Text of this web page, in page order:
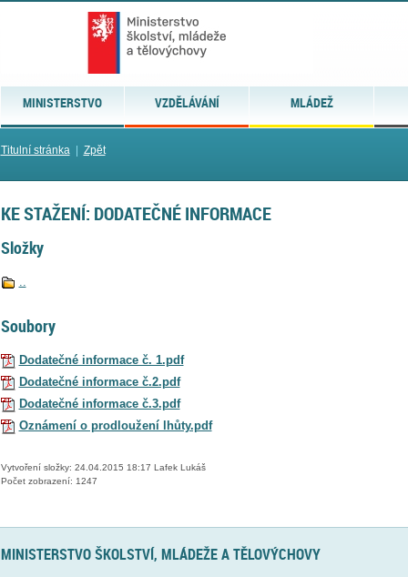
MINISTERSTVO VZDĚLÁVÁNÍ MLÁDEŽ
Titulní stránka| Zpět
KE STAŽENÍ: DODATEČNÉ INFORMACE
Složky
..
Soubory
Dodatečné informace č. 1.pdf
Dodatečné informace č.2.pdf
Dodatečné informace č.3.pdf
Oznámení o prodloužení lhůty.pdf
Vytvoření složky: 24.04.2015 18:17 Lafek Lukáš
Počet zobrazení: 1247
MINISTERSTVO ŠKOLSTVÍ, MLÁDEŽE A TĚLOVÝCHOVY